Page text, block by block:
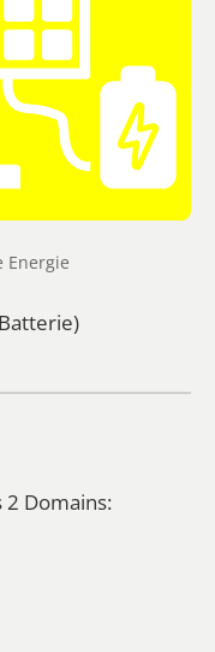
Energie
Domains: